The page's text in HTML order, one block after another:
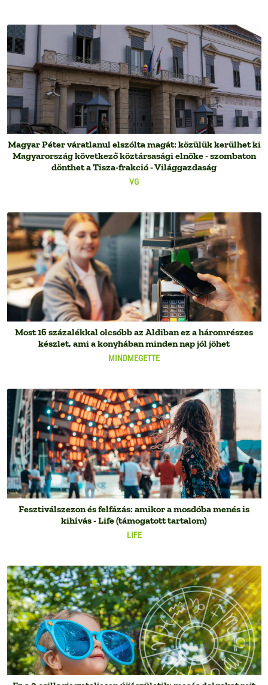
VG
Magyar Péter váratlanul elszólta magát: közülük kerülhet ki
Magyarország következő köztársasági elnöke - szombaton
dönthet a Tisza-frakció - Világgazdaság
MINDMEGETTE
Most 16 százalékkal olcsóbb az Aldiban ez a háromrészes
készlet, ami a konyhában minden nap jól jöhet
LIFE
Fesztiválszezon és felfázás: amikor a mosdóba menés is
kihívás - Life (támogatott tartalom)